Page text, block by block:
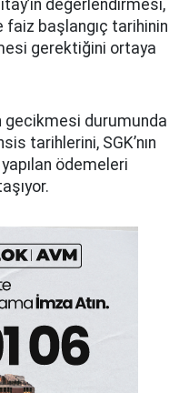
değerlendirmesi,
faiz başlangıç tarihinin
gerektiğini ortaya
gecikmesi durumunda
tarihlerini, SGK’nın
ödemeleri